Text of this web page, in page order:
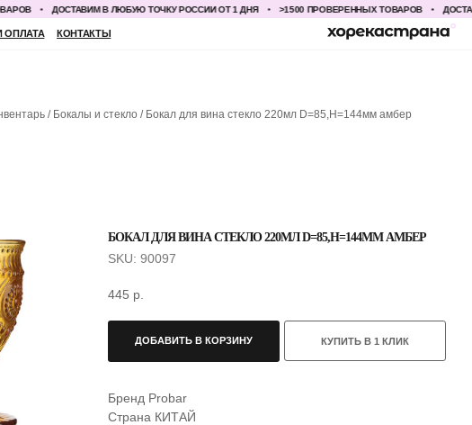
ДОСТАВИМ В ЛЮБУЮ ТОЧКУ РОССИИ ОТ 1 ДНЯ >1500 ПРОВЕРЕННЫХ ТОВАРОВ ДОСТАВИМ
КОНТАКТЫ
Бокалы и стекло Бокал для вина стекло 220мл D=85,H=144мм амбер
БОКАЛ ДЛЯ ВИНА СТЕКЛО 220МЛ D=85,H=144ММ АМБЕР
SKU: 90097
445 р.
ДОБАВИТЬ В КОРЗИНУ КУПИТЬ В 1 КЛИК
Бренд Probar
Страна КИТАЙ